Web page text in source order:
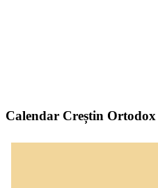
Calendar Creștin Ortodox